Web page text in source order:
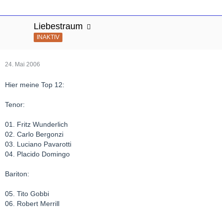
Liebestraum
INAKTIV
24. Mai 2006
Hier meine Top 12:
Tenor:
01. Fritz Wunderlich
02. Carlo Bergonzi
03. Luciano Pavarotti
04. Placido Domingo
Bariton:
05. Tito Gobbi
06. Robert Merrill